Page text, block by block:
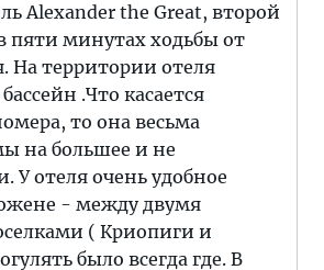
Alexander the Great, второй
пяти минутах ходьбы от
На территории отеля
.Что касается
то она весьма
на большее и не
У отеля очень удобное
- между двумя
( Криопиги и
было всегда где. В